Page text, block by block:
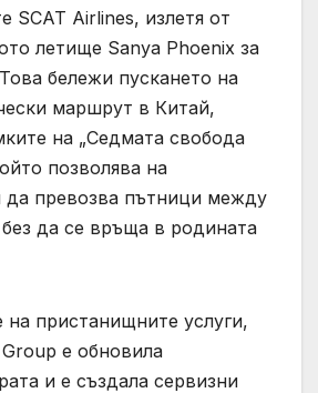
SCAT Airlines, излетя от
летище Sanya Phoenix за
бележи пускането на
маршрут в Китай,
на „Седмата свобода
позволява на
да превозва пътници между
да се връща в родината
пристанищните услуги,
е обновила
и е създала сервизни